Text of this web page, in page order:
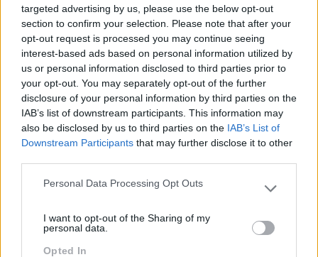
targeted advertising by us, please use the below opt-out
section to confirm your selection. Please note that after your
opt-out request is processed you may continue seeing
interest-based ads based on personal information utilized by
us or personal information disclosed to third parties prior to
your opt-out. You may separately opt-out of the further
disclosure of your personal information by third parties on the
IAB’s list of downstream participants. This information may
also be disclosed by us to third parties on the IAB’s List of
Downstream Participants that may further disclose it to other
Please note that this website/app uses one or more Google
not limited to your visit or usage behaviour. You may click to
grant or deny consent to Google and its third-party tags to
use your data for below specified purposes in below Google
Personal Data Processing Opt Outs
I want to opt-out of the Sharing of my
personal data.
Opted In
Categorias Blog
Aprendizagem
Artigo De Opinião